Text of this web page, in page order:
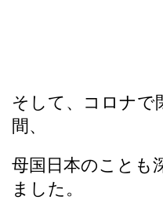
そして、コロナで
間、
母国日本のことも
ました。